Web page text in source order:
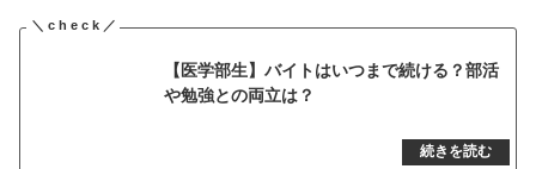
【医学部生】バイトはいつまで続ける？部活
や勉強との両立は？